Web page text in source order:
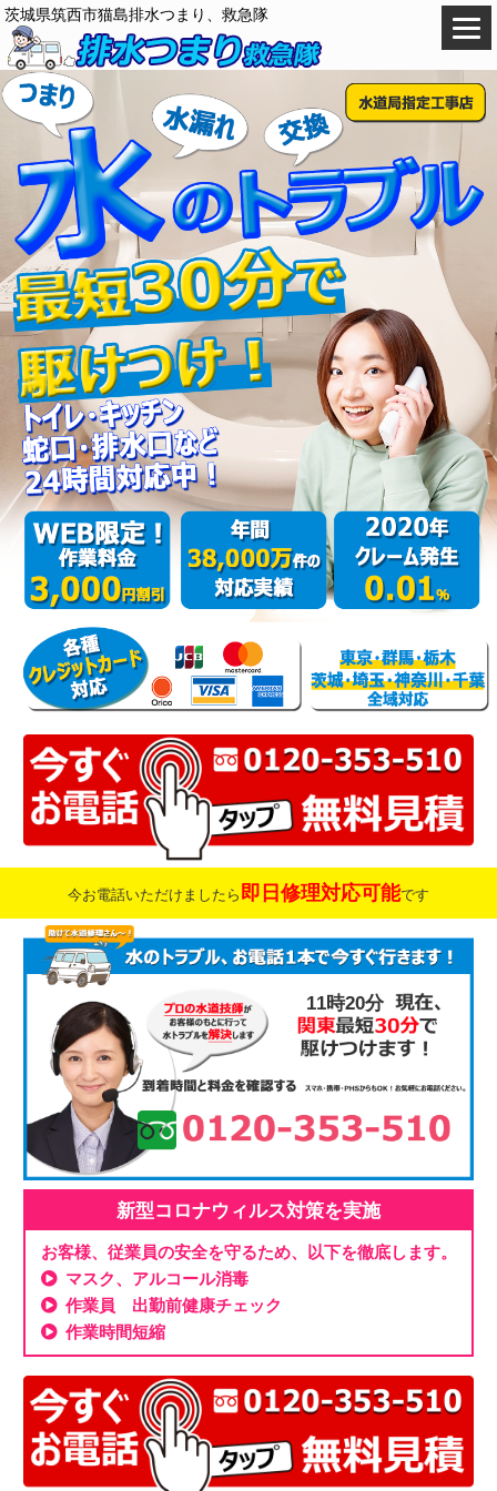
茨城県筑西市猫島排水つまり、救急隊
今お電話いただけましたら 即日修理対応可能です
11時20分
新型コロナウィルス対策を実施
お客様、従業員の安全を守るため、以下を徹底します。
マスク、アルコール消毒
作業員 出勤前健康チェック
作業時間短縮